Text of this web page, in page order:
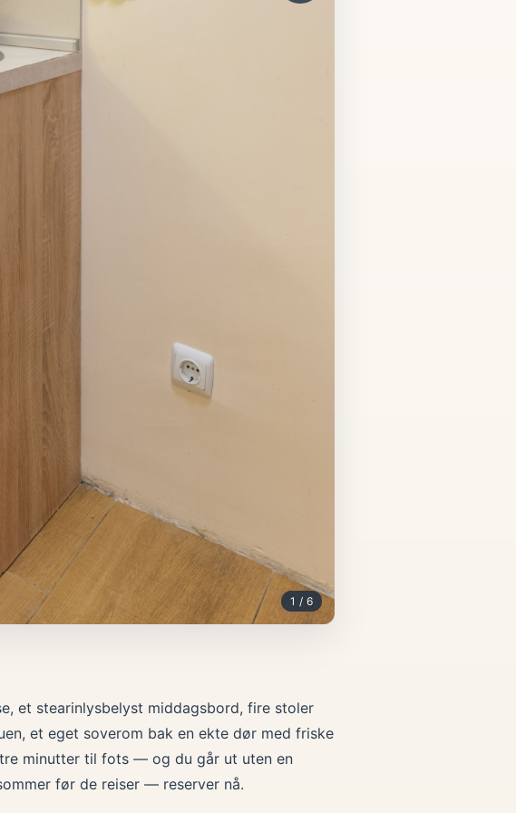
1 / 6
et stearinlysbelyst middagsbord, fire stoler
et eget soverom bak en ekte dør med friske
tre minutter til fots — og du går ut uten en
før de reiser — reserver nå.